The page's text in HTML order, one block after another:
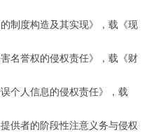
制度构造及其实现》，载《现
名誉权的侵权责任》，载《财
个人信息的侵权责任》，载
供者的阶段性注意义务与侵权